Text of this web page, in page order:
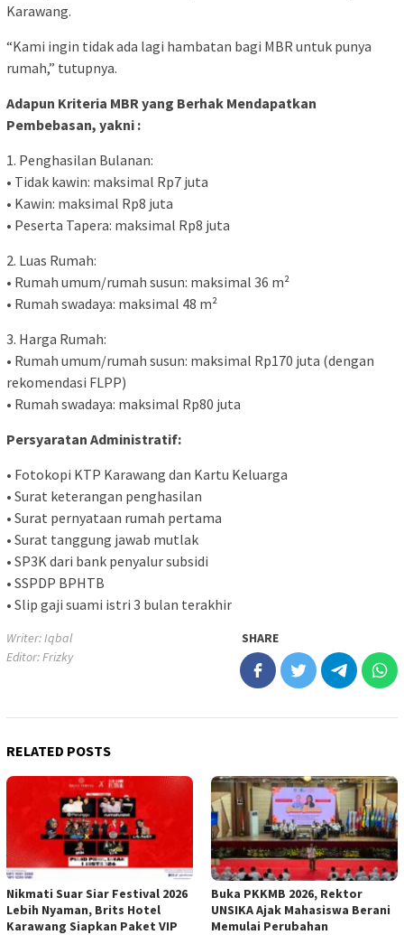
Karawang.
“Kami ingin tidak ada lagi hambatan bagi MBR untuk punya
rumah,” tutupnya.
Adapun Kriteria MBR yang Berhak Mendapatkan
Pembebasan, yakni :
1. Penghasilan Bulanan:
• Tidak kawin: maksimal Rp7 juta
• Kawin: maksimal Rp8 juta
• Peserta Tapera: maksimal Rp8 juta
2. Luas Rumah:
• Rumah umum/rumah susun: maksimal 36 m²
• Rumah swadaya: maksimal 48 m²
3. Harga Rumah:
• Rumah umum/rumah susun: maksimal Rp170 juta (dengan
rekomendasi FLPP)
• Rumah swadaya: maksimal Rp80 juta
Persyaratan Administratif:
• Fotokopi KTP Karawang dan Kartu Keluarga
• Surat keterangan penghasilan
• Surat pernyataan rumah pertama
• Surat tanggung jawab mutlak
• SP3K dari bank penyalur subsidi
• SSPDP BPHTB
• Slip gaji suami istri 3 bulan terakhir
Writer: Iqbal
Editor: Frizky
SHARE
RELATED POSTS
Nikmati Suar Siar Festival 2026
Lebih Nyaman, Brits Hotel
Karawang Siapkan Paket VIP
Buka PKKMB 2026, Rektor
UNSIKA Ajak Mahasiswa Berani
Memulai Perubahan